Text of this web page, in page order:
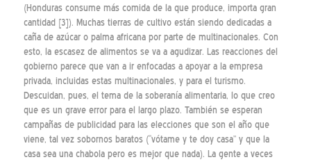
(Honduras consume más comida de la que produce, importa gran
cantidad [3]). Muchas tierras de cultivo están siendo dedicadas a
caña de azúcar o palma africana por parte de multinacionales. Con
esto, la escasez de alimentos se va a agudizar. Las reacciones del
gobierno parece que van a ir enfocadas a apoyar a la empresa
privada, incluidas estas multinacionales, y para el turismo.
Descuidan, pues, el tema de la soberanía alimentaria, lo que creo
que es un grave error para el largo plazo. También se esperan
campañas de publicidad para las elecciones que son el año que
viene, tal vez sobornos baratos (“vótame y te doy casa” y que la
casa sea una chabola pero es mejor que nada). La gente a veces